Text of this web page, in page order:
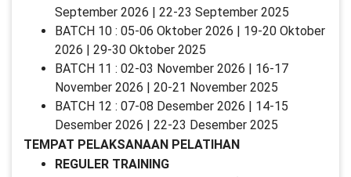
September 2026 | 22-23 September 2025
BATCH 10 : 05-06 Oktober 2026 | 19-20 Oktober
2026 | 29-30 Oktober 2025
BATCH 11 : 02-03 November 2026 | 16-17
November 2026 | 20-21 November 2025
BATCH 12 : 07-08 Desember 2026 | 14-15
Desember 2026 | 22-23 Desember 2025
TEMPAT PELAKSANAAN PELATIHAN
REGULER TRAINING